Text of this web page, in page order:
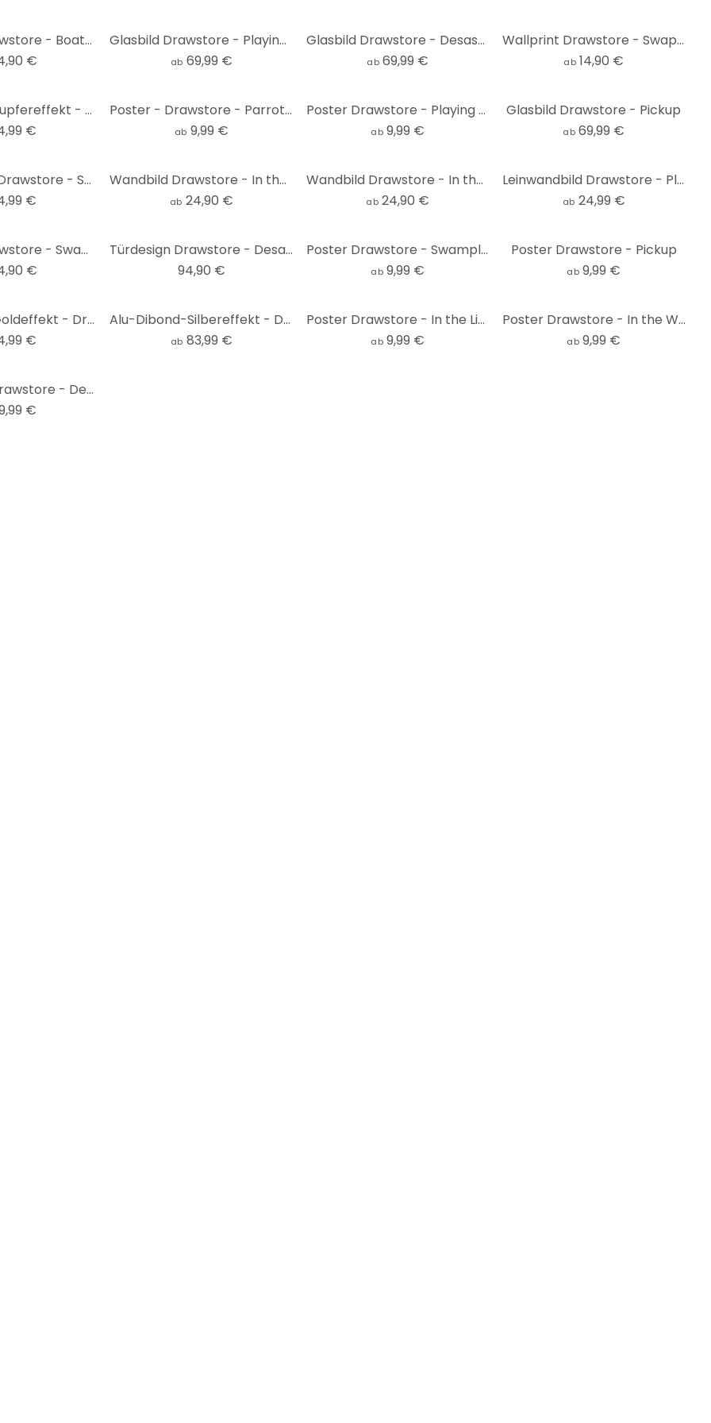
Wandbild Drawstore - Boattrip
€
Glasbild Drawstore - Playing Cards
ab 69,99 €
Glasbild Drawstore - Desaster Pin-Up Plane Crash
ab 69,99 €
Wallprint Drawstore - Swapland
ab 14,90 €
Alu-Dibond-Kupfereffekt - Drawstore - Pickup
€
Poster - Drawstore - Parrot 'n Girl
ab 9,99 €
Poster Drawstore - Playing Cards
ab 9,99 €
Glasbild Drawstore - Pickup
ab 69,99 €
Leinwandbild Drawstore - Swampland
€
Wandbild Drawstore - In the Livingroom
ab 24,90 €
Wandbild Drawstore - In the Woods
ab 24,90 €
Leinwandbild Drawstore - Playing Cards
ab 24,99 €
Wandbild Drawstore - Swampland
€
Türdesign Drawstore - Desaster Pin Up Plants 91x200 cm
94,90 €
Poster Drawstore - Swampland
ab 9,99 €
Poster Drawstore - Pickup
ab 9,99 €
Alu-Dibond-Goldeffekt - Drawstore - In the Woods
€
Alu-Dibond-Silbereffekt - Drawstore - In the Livingroom
ab 83,99 €
Poster Drawstore - In the Livingroom
ab 9,99 €
Poster Drawstore - In the Woods
ab 9,99 €
Fototapete Drawstore - Desaster Pin Up Plane Crash
€